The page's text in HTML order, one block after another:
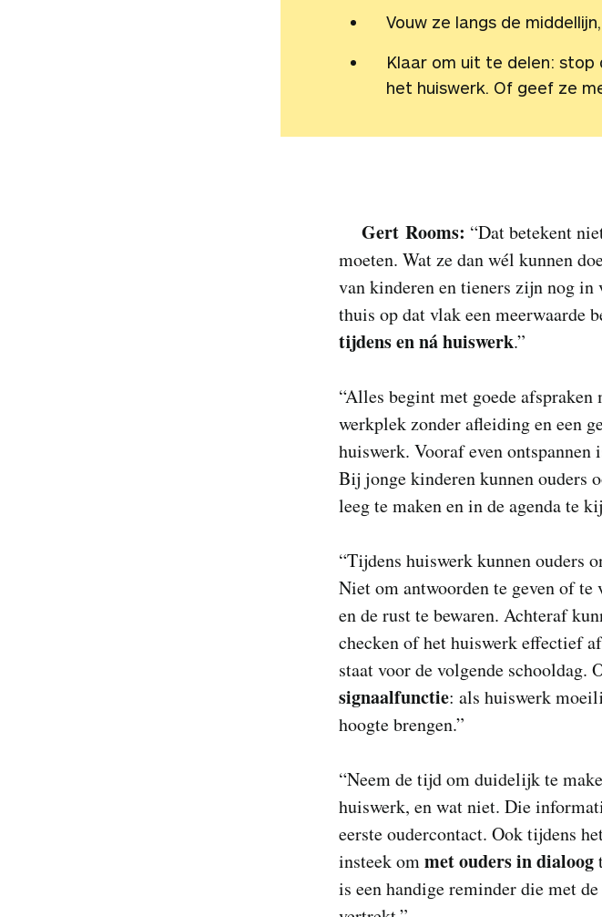
Vouw ze langs de
Klaar om uit te delen: stop
het huiswerk. Of geef ze
Gert Rooms: “Dat betekent
moeten. Wat ze dan wél kunnen
van kinderen en tieners zijn nog
thuis op dat vlak een meerwaarde
tijdens en ná huiswerk.”
“Alles begint met goede
werkplek zonder afleiding en een
huiswerk. Vooraf even
Bij jonge kinderen kunnen ouders
leeg te maken en in de agenda te
“Tijdens huiswerk kunnen ouders
Niet om antwoorden te geven of te
en de rust te bewaren. Achteraf
checken of het huiswerk effectief
staat voor de volgende schooldag.
signaalfunctie: als huiswerk
hoogte brengen.”
“Neem de tijd om duidelijk te
huiswerk, en wat niet. Die
eerste oudercontact. Ook tijdens
insteek ommet ouders in dialoog
is een handige reminder die met